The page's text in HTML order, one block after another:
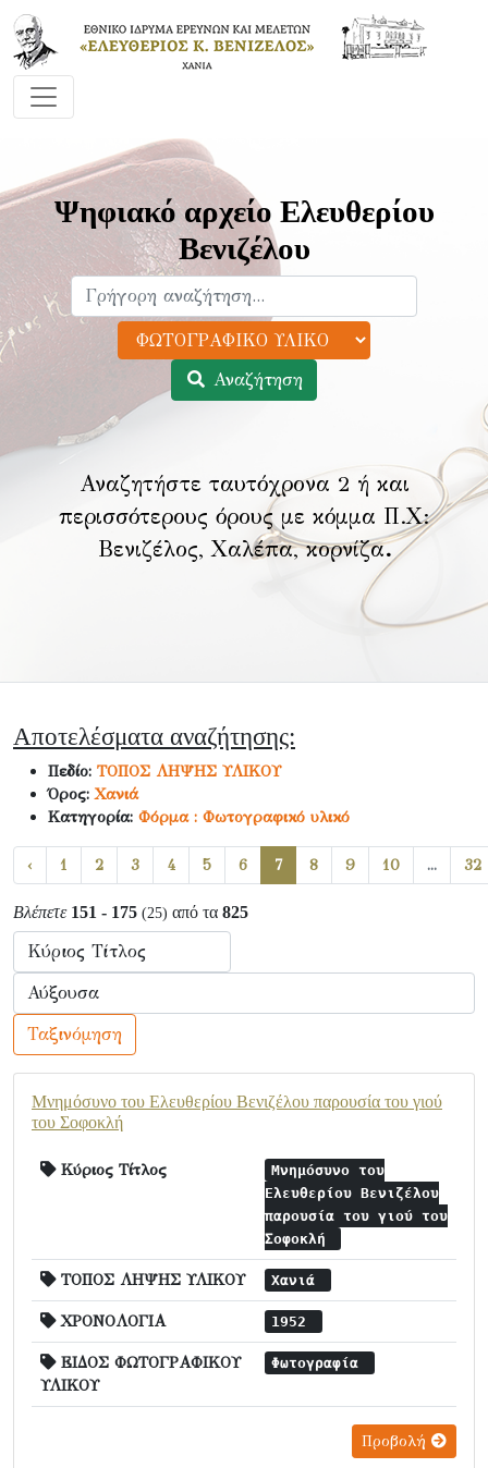
Ψηφιακό αρχείο Ελευθερίου
Βενιζέλου
Αναζήτηση
Αναζητήστε ταυτόχρονα 2 ή και
περισσότερους όρους με κόμμα Π.Χ:
Βενιζέλος, Χαλέπα, κορνίζα.
Αποτελέσματα αναζήτησης:
Πεδίο: ΤΟΠΟΣ ΛΗΨΗΣ ΥΛΙΚΟΥ
Όρος:Χανιά
Κατηγορία: Φόρμα : Φωτογραφικό υλικό
‹ 1 2 3 4 5 6 7 8 9 10 ... 32
Βλέπετε 151 - 175 (25) από τα 825
Ταξινόμηση
Μνημόσυνο του Ελευθερίου Βενιζέλου παρουσία του γιού
του Σοφοκλή
Κύριος Τίτλος
Μνημόσυνο του
Ελευθερίου Βενιζέλου
παρουσία του γιού του
Σοφοκλή
ΤΟΠΟΣ ΛΗΨΗΣ ΥΛΙΚΟΥ Χανιά
ΧΡΟΝΟΛΟΓΙΑ 1952
ΕΙΔΟΣ ΦΩΤΟΓΡΑΦΙΚΟΥ
ΥΛΙΚΟΥ
Φωτογραφία
Προβολή